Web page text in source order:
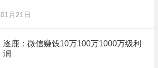
01月21日
逐鹿：微信赚钱10万100万1000万级利
润